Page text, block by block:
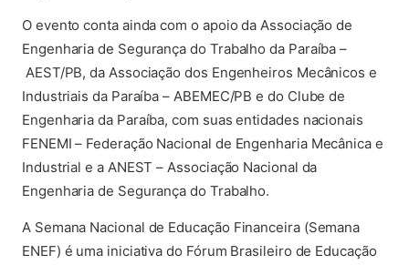
O evento conta ainda com o apoio da Associação de
Engenharia de Segurança do Trabalho da Paraíba –
AEST/PB, da Associação dos Engenheiros Mecânicos e
Industriais da Paraíba – ABEMEC/PB e do Clube de
Engenharia da Paraíba, com suas entidades nacionais
FENEMI – Federação Nacional de Engenharia Mecânica e
Industrial e a ANEST – Associação Nacional da
Engenharia de Segurança do Trabalho.
A Semana Nacional de Educação Financeira (Semana
ENEF) é uma iniciativa do Fórum Brasileiro de Educação